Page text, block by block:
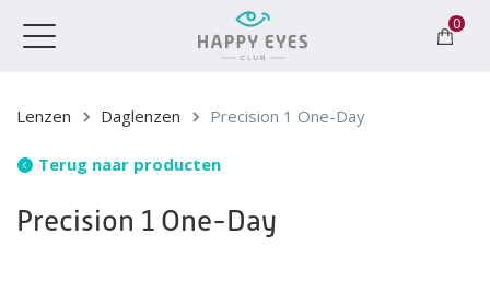
Toggle
0
Lenzen Daglenzen Precision 1 One-Day
Terug naar producten
Precision 1 One-Day